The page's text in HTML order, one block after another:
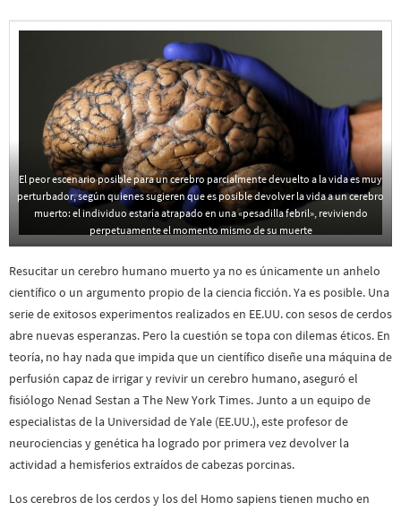
El peor escenario posible para un cerebro parcialmente devuelto a la vida es muy
perturbador, según quienes sugieren que es posible devolver la vida a un cerebro
muerto: el individuo estaría atrapado en una «pesadilla febril», reviviendo
perpetuamente el momento mismo de su muerte
Resucitar un cerebro humano muerto ya no es únicamente un anhelo
científico o un argumento propio de la ciencia ficción. Ya es posible. Una
serie de exitosos experimentos realizados en EE.UU. con sesos de cerdos
abre nuevas esperanzas. Pero la cuestión se topa con dilemas éticos. En
teoría, no hay nada que impida que un científico diseñe una máquina de
perfusión capaz de irrigar y revivir un cerebro humano, aseguró el
fisiólogo Nenad Sestan a The New York Times. Junto a un equipo de
especialistas de la Universidad de Yale (EE.UU.), este profesor de
neurociencias y genética ha logrado por primera vez devolver la
actividad a hemisferios extraídos de cabezas porcinas.
Los cerebros de los cerdos y los del Homo sapiens tienen mucho en